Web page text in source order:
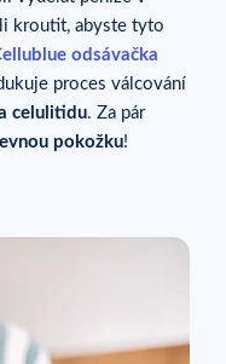
kroutit, abyste tyto
odsávačka
proces válcování
celulitidu. Za pár
pokožku!